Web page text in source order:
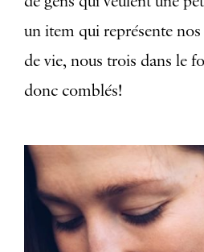
un item qui représente
de vie, nous trois dans le
donc comblés!